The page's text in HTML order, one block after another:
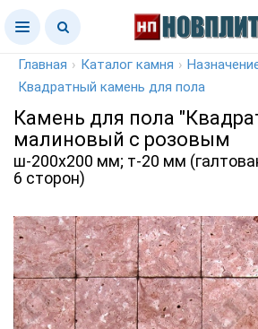
Главная › Каталог камня ›
Квадратный камень для пола
Камень для пола
малиновый с розовым
ш-200х200 мм; т-20 мм
6 сторон)